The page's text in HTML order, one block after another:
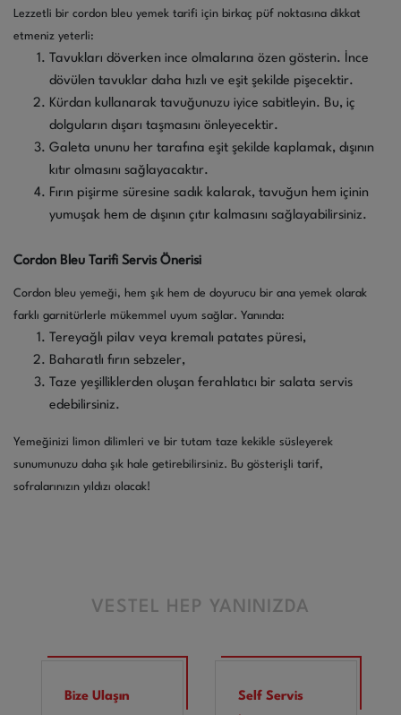
Lezzetli bir cordon bleu yemek tarifi için birkaç püf noktasına dikkat
etmeniz yeterli:
Tavukları döverken ince olmalarına özen gösterin. İnce
dövülen tavuklar daha hızlı ve eşit şekilde pişecektir.
Kürdan kullanarak tavuğunuzu iyice sabitleyin. Bu, iç
dolguların dışarı taşmasını önleyecektir.
Galeta ununu her tarafına eşit şekilde kaplamak, dışının
kıtır olmasını sağlayacaktır.
Fırın pişirme süresine sadık kalarak, tavuğun hem içinin
yumuşak hem de dışının çıtır kalmasını sağlayabilirsiniz.
Cordon Bleu Tarifi Servis Önerisi
Cordon bleu yemeği, hem şık hem de doyurucu bir ana yemek olarak
farklı garnitürlerle mükemmel uyum sağlar. Yanında:
Tereyağlı pilav veya kremalı patates püresi,
Baharatlı fırın sebzeler,
Taze yeşilliklerden oluşan ferahlatıcı bir salata servis
edebilirsiniz.
Yemeğinizi limon dilimleri ve bir tutam taze kekikle süsleyerek
sunumunuzu daha şık hale getirebilirsiniz. Bu gösterişli tarif,
sofralarınızın yıldızı olacak!
VESTEL HEP YANINIZDA
Bize Ulaşın
Self Servis